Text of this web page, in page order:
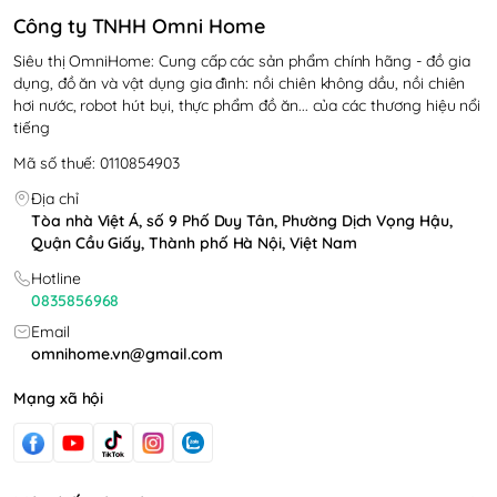
Cấu tạo của máy làm sữa
hạt UNIE V8S
Máy làm sữa hạt Unie V8S được cấu tạo:
Nắp lớn
Nắp nhỏ
Bảng điều khiển
Thân máy
Chân đế cao su chống trượt
Công ty TNHH Omni Home
Siêu thị OmniHome: Cung cấp các sản phẩm chính hãng - đồ gia
dụng, đồ ăn và vật dụng gia đình: nồi chiên không dầu, nồi chiên
hơi nước, robot hút bụi, thực phẩm đồ ăn... của các thương hiệu nổi
tiếng
Mã số thuế: 0110854903
Địa chỉ
Tòa nhà Việt Á, số 9 Phố Duy Tân, Phường Dịch Vọng Hậu,
Quận Cầu Giấy, Thành phố Hà Nội, Việt Nam
Hotline
0835856968
Email
omnihome.vn@gmail.com
Mạng xã hội